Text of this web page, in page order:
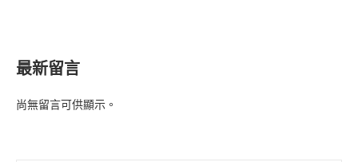
最新留言
尚無留言可供顯示。